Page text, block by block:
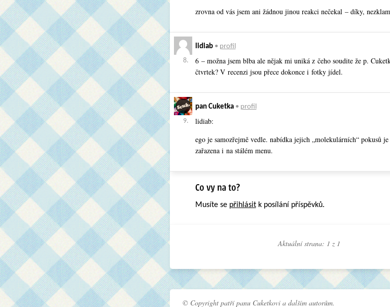
zrovna od vás jsem ani žádnou jinou reakci nečekal – díky,
8.
lidiab• profil
6 – možna jsem blba ale nějak mi uniká z čeho soudite že p.
čtvrtek? V recenzi jsou přece dokonce i fotky jídel.
9.
pan Cuketka• profil
lidiab:
ego je samozřejmě vedle. nabídka jejich „molekulárních“ pokusů je
zařazena i na stálém menu.
Musíte se přihlásitk posílání příspěvků.
Aktuální strana: 1 z 1
© Copyright patří panu Cuketkovi a dalším autorům.